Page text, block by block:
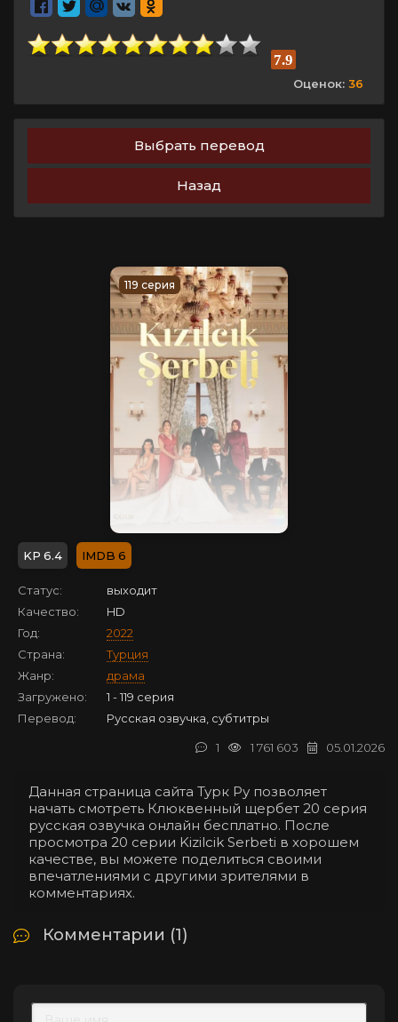
7.9
Оценок: 36
Выбрать перевод
Назад
119 серия
6.4 6
Статус:
выходит
Качество:
HD
Год:
2022
Страна:
Турция
Жанр:
драма
Загружено:
1 - 119 серия
Перевод:
Русская озвучка, субтитры
05.01.2026
1 761 603
1
Данная страница сайта Турк Ру позволяет
начать смотреть Клюквенный щербет 20 серия
русская озвучка онлайн бесплатно. После
просмотра 20 серии Kizilcik Serbeti в хорошем
качестве, вы можете поделиться своими
впечатлениями с другими зрителями в
комментариях.
Комментарии (1)